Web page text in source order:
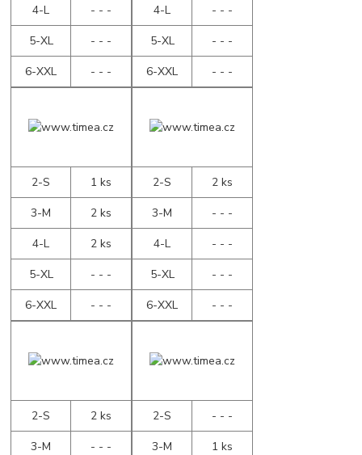
4-L
- - -
5-XL
- - -
6-XXL
- - -
4-L
- - -
5-XL
- - -
6-XXL
- - -
2-S
1 ks
3-M
2 ks
4-L
2 ks
5-XL
- - -
6-XXL
- - -
2-S
2 ks
3-M
- - -
4-L
- - -
5-XL
- - -
6-XXL
- - -
2-S
2 ks
3-M
- - -
2-S
- - -
3-M
1 ks